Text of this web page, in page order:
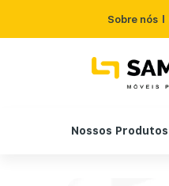
Sobre nós
Nossos Produtos